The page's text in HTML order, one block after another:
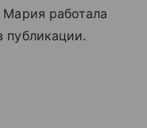
Мария работала
публикации.